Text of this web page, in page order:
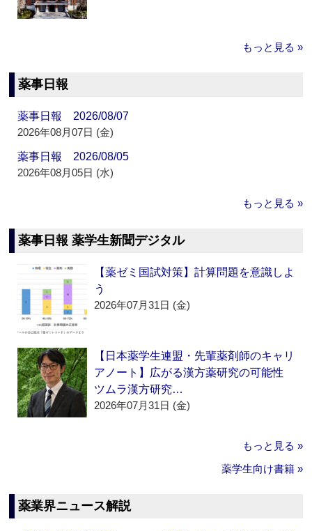
もっと見る »
薬事日報
薬事日報 2026/08/07
2026年08月07日 (金)
薬事日報 2026/08/05
2026年08月05日 (水)
もっと見る »
薬事日報 薬学生新聞デジタル
【薬ゼミ国試対策】計算問題を意識しよ
う
2026年07月31日 (金)
【日本薬学生連盟・先輩薬剤師のキャリ
アノート】広がる漢方薬研究の可能性
ツムラ漢方研究…
2026年07月31日 (金)
もっと見る »
薬学生向け書籍 »
薬業界ニュース解説